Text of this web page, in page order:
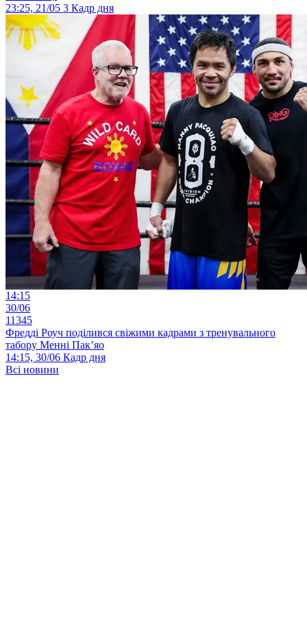
23:25, 21/05 3 Кадр дня
14:15
30/06
11345
Фредді Роуч поділився свіжими кадрами з тренувального
табору Менні Пак’яо
14:15, 30/06 Кадр дня
Всі новини